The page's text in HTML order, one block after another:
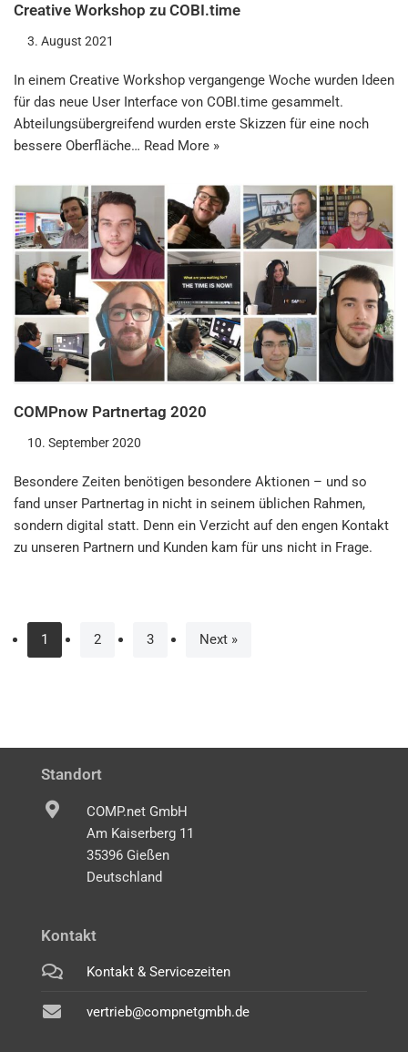
Creative Workshop zu COBI.time
3. August 2021
In einem Creative Workshop vergangenge Woche wurden Ideen
für das neue User Interface von COBI.time gesammelt.
Abteilungsübergreifend wurden erste Skizzen für eine noch
bessere Oberfläche… Read More »
COMPnow Partnertag 2020
10. September 2020
Besondere Zeiten benötigen besondere Aktionen – und so
fand unser Partnertag in nicht in seinem üblichen Rahmen,
sondern digital statt. Denn ein Verzicht auf den engen Kontakt
zu unseren Partnern und Kunden kam für uns nicht in Frage.
1 2 3 Next »
Standort
COMP.net GmbH
Am Kaiserberg 11
35396 Gießen
Deutschland
Kontakt
Kontakt & Servicezeiten
vertrieb@compnetgmbh.de